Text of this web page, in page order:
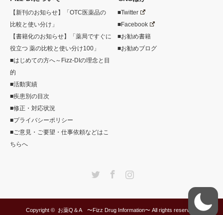
【新刊のお知らせ】「OTC医薬品の
比較と使い分け」
【書籍化のお知らせ】「薬局ですぐに
役立つ 薬の比較と使い分け100」
■はじめての方へ～Fizz-DIの理念と目
的
■活動実績
■疾患別の目次
■修正・対応状況
■プライバシーポリシー
■ご意見・ご要望・仕事依頼などはこ
ちらへ
■Twitter
■Facebook
■お勧め書籍
■お勧めブログ
Instagram
Copyright © お薬Q＆A 〜Fizz Drug Information〜 All rights reserved.